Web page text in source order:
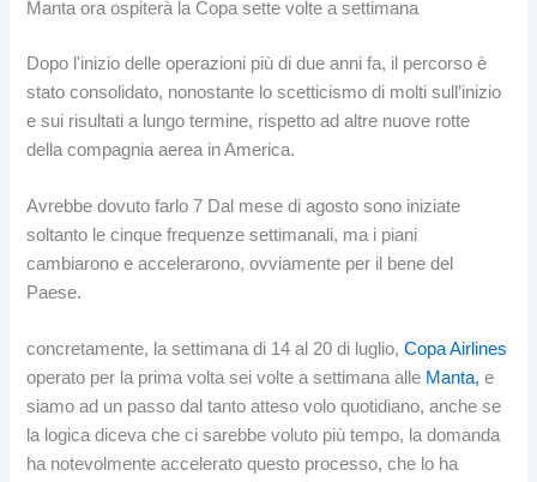
Manta ora ospiterà la Copa sette volte a settimana
Dopo l'inizio delle operazioni più di due anni fa, il percorso è
stato consolidato, nonostante lo scetticismo di molti sull’inizio
e sui risultati a lungo termine, rispetto ad altre nuove rotte
della compagnia aerea in America.
Avrebbe dovuto farlo 7 Dal mese di agosto sono iniziate
soltanto le cinque frequenze settimanali, ma i piani
cambiarono e accelerarono, ovviamente per il bene del
Paese.
concretamente, la settimana di 14 al 20 di luglio,Copa Airlines
operato per la prima volta sei volte a settimana alle Manta, e
siamo ad un passo dal tanto atteso volo quotidiano, anche se
la logica diceva che ci sarebbe voluto più tempo, la domanda
ha notevolmente accelerato questo processo, che lo ha